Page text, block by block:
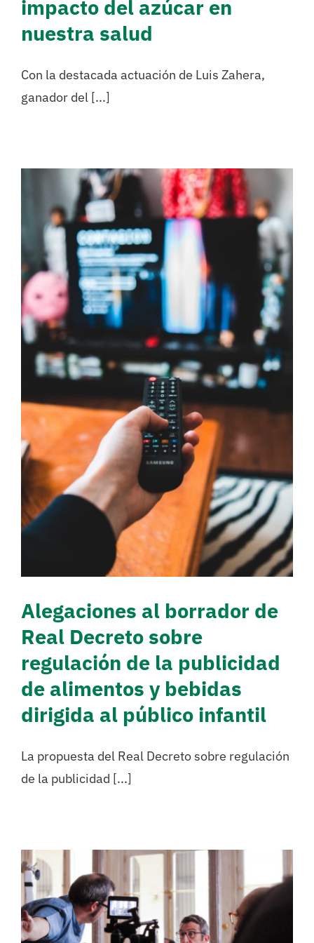
impacto del azúcar en
nuestra salud
Con la destacada actuación de Luis Zahera,
ganador del [...]
Alegaciones al borrador
de Real Decreto sobre
regulación de la
publicidad de alimentos y
bebidas dirigida al
público infantil
Actualidad Campañas
Alegaciones al borrador de
Real Decreto sobre
regulación de la publicidad
de alimentos y bebidas
dirigida al público infantil
La propuesta del Real Decreto sobre regulación
de la publicidad [...]
Estreno del cortometraje